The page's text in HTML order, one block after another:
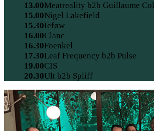
13.00Meatreality b2b Guillaume
15.00Nigel Lakefield
15.30Ieføw
16.00Clanc
16.30Foenkel
17.30Leaf Frequency b2b Pulse
19.00CIS
20.30Ult b2b Spliff